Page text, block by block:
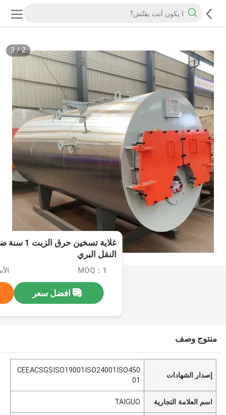
3
/
3
النقل البري
MOQ：1
افضل سعر
منتوج وصف
إصدار الشهادات
CEEACSGSISO19001ISO24001ISO450
01
اسم العلامة التجارية TAIGUO